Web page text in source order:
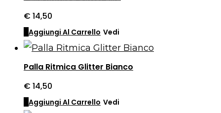
€ 14,50
Aggiungi Al Carrello Vedi
Palla Ritmica Glitter Bianco
€ 14,50
Aggiungi Al Carrello Vedi